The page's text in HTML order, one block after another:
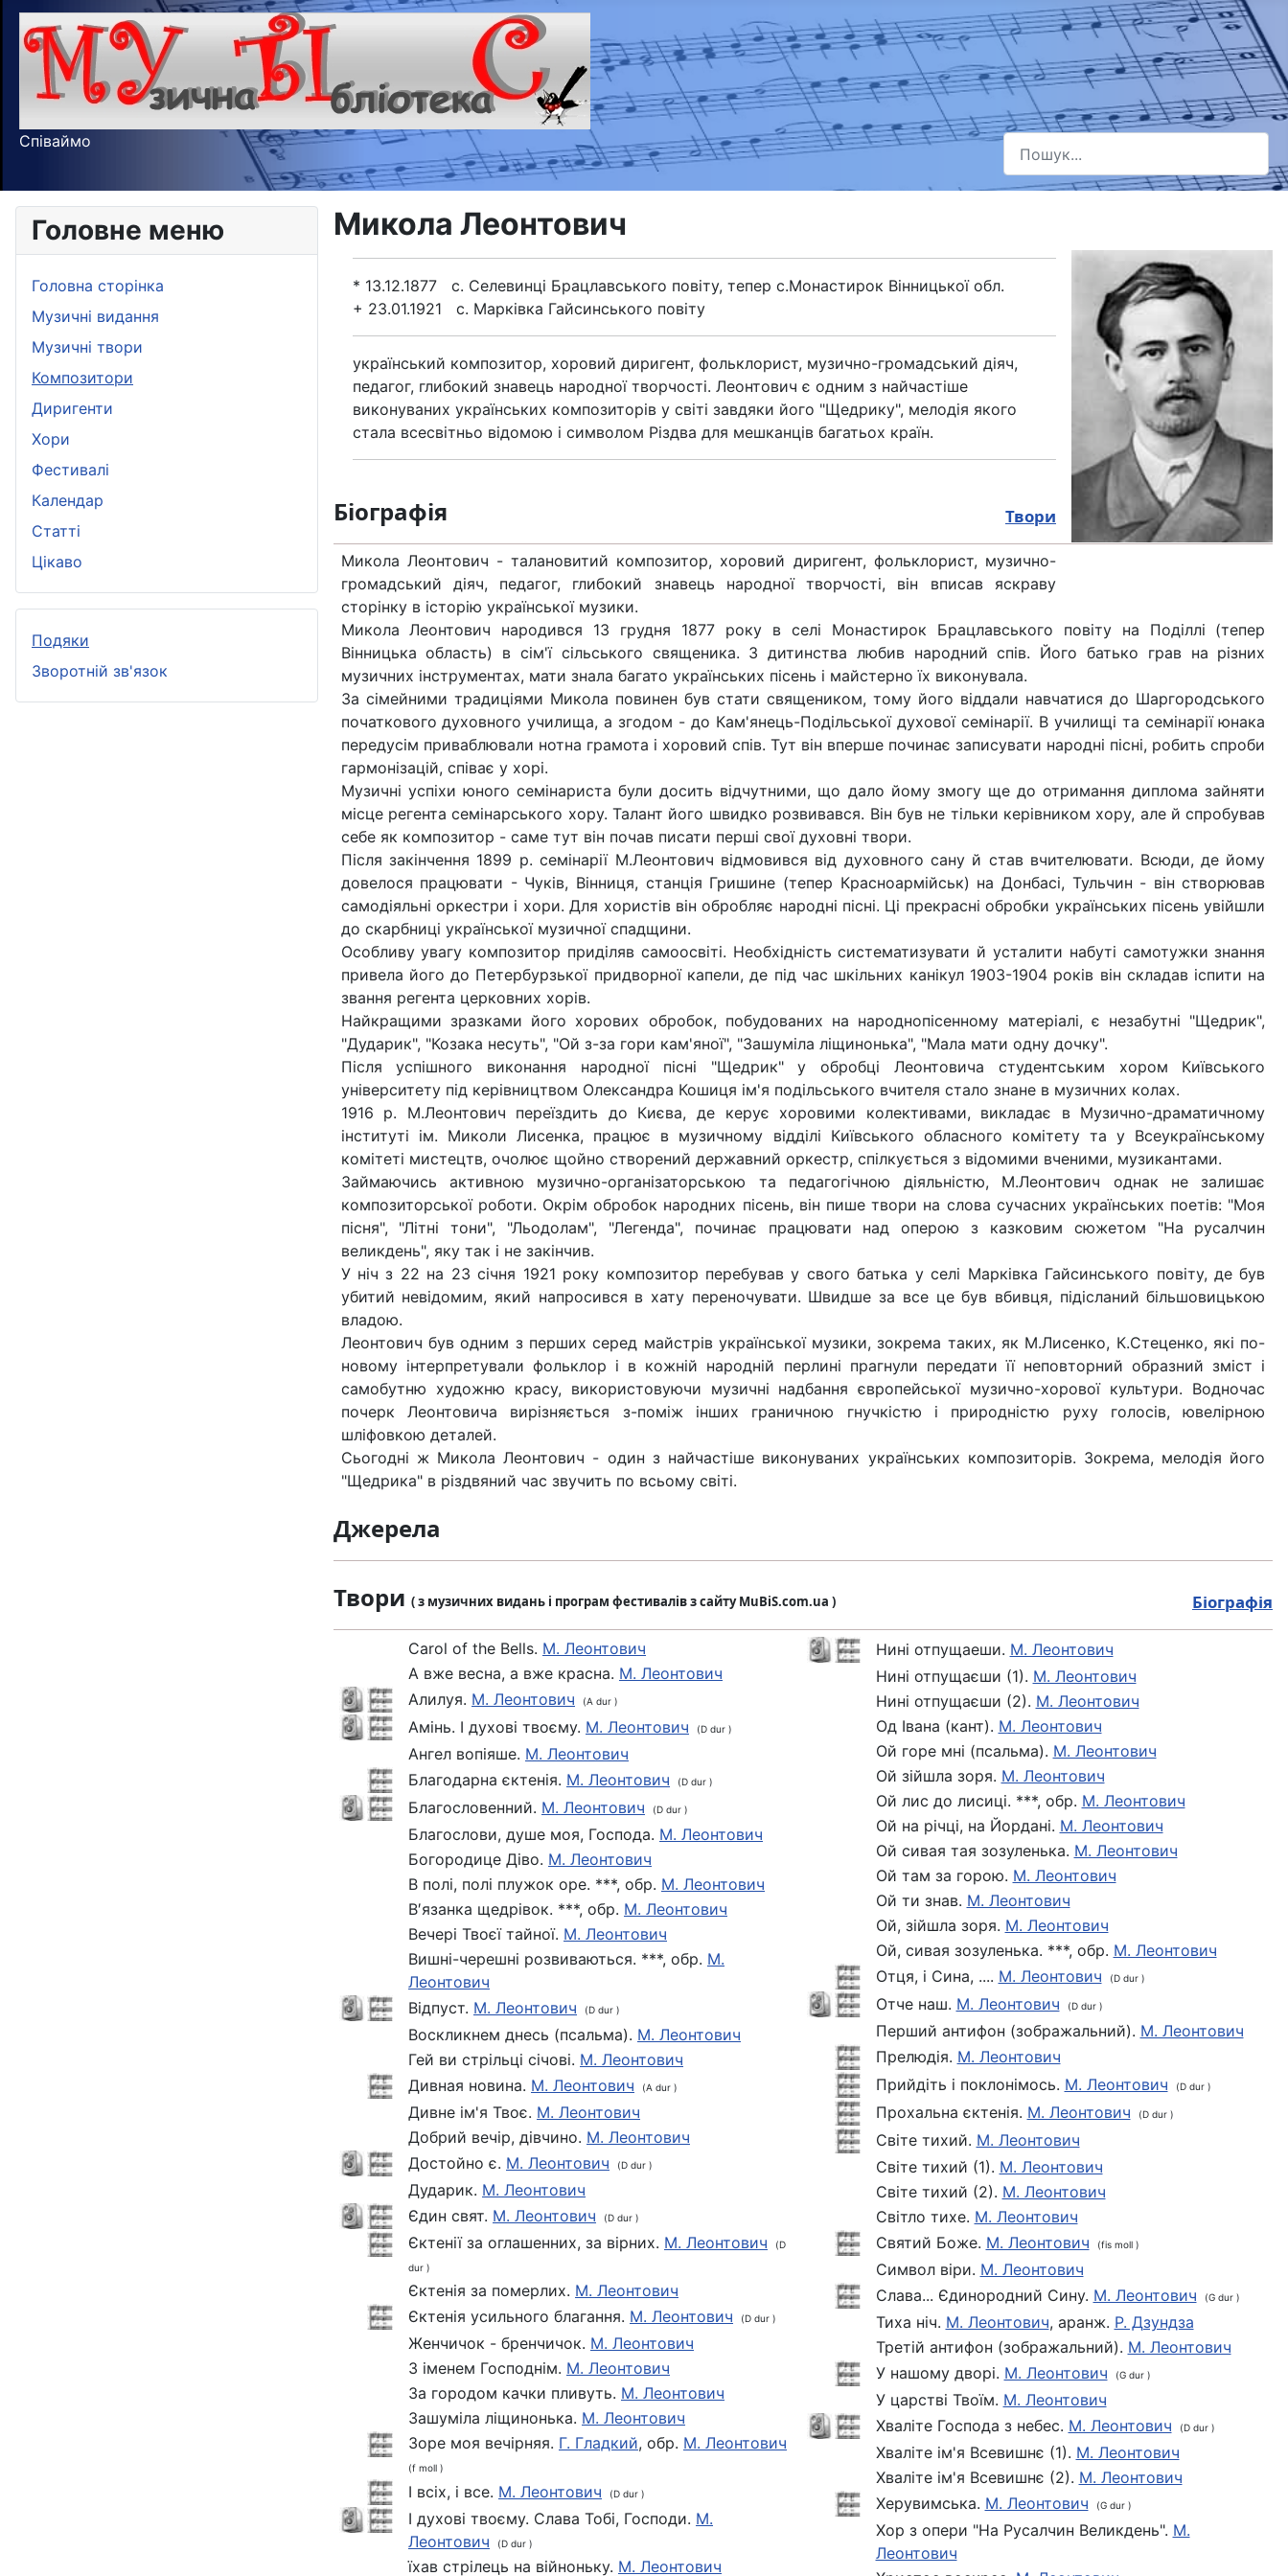
Співаймо Пошук
Type 2 or more characters for results.
Головне меню
Головна сторінка
Музичні видання
Музичні твори
Композитори
Диригенти
Хори
Фестивалі
Календар
Статті
Цікаво
Подяки
Зворотній зв'язок
Микола Леонтович
* 13.12.1877 с. Селевинці Брацлавського повіту, тепер с.Монастирок Вінницької обл.
+ 23.01.1921 с. Марківка Гайсинського повіту
український композитор, хоровий диригент, фольклорист, музично-громадський діяч,
педагог, глибокий знавець народної творчості. Леонтович є одним з найчастіше
виконуваних українських композиторів у світі завдяки його "Щедрику", мелодія якого
стала всесвітньо відомою і символом Різдва для мешканців багатьох країн.
Біографія Твори
Микола Леонтович - талановитий композитор, хоровий диригент, фольклорист, музично-
громадський діяч, педагог, глибокий знавець народної творчості, він вписав яскраву
сторінку в історію української музики.
Микола Леонтович народився 13 грудня 1877 року в селі Монастирок Брацлавського повіту на Поділлі (тепер
Вінницька область) в сім'ї сільського священика. З дитинства любив народний спів. Його батько грав на різних
музичних інструментах, мати знала багато українських пісень і майстерно їх виконувала.
За сімейними традиціями Микола повинен був стати священиком, тому його віддали навчатися до Шаргородського
початкового духовного училища, а згодом - до Кам'янець-Подільської духової семінарії. В училищі та семінарії юнака
передусім приваблювали нотна грамота і хоровий спів. Тут він вперше починає записувати народні пісні, робить спроби
гармонізацій, співає у хорі.
Музичні успіхи юного семінариста були досить відчутними, що дало йому змогу ще до отримання диплома зайняти
місце регента семінарського хору. Талант його швидко розвивався. Він був не тільки керівником хору, але й спробував
себе як композитор - саме тут він почав писати перші свої духовні твори.
Після закінчення 1899 р. семінарії М.Леонтович відмовився від духовного сану й став вчителювати. Всюди, де йому
довелося працювати - Чуків, Вінниця, станція Гришине (тепер Красноармійськ) на Донбасі, Тульчин - він створював
самодіяльні оркестри і хори. Для хористів він обробляє народні пісні. Ці прекрасні обробки українських пісень увійшли
до скарбниці української музичної спадщини.
Особливу увагу композитор приділяв самоосвіті. Необхідність систематизувати й усталити набуті самотужки знання
привела його до Петербурзької придворної капели, де під час шкільних канікул 1903-1904 років він складав іспити на
звання регента церковних хорів.
Найкращими зразками його хорових обробок, побудованих на народнопісенному матеріалі, є незабутні "Щедрик",
"Дударик", "Козака несуть", "Ой з-за гори кам'яної", "Зашуміла ліщинонька", "Мала мати одну дочку".
Після успішного виконання народної пісні "Щедрик" у обробці Леонтовича студентським хором Київського
університету під керівництвом Олександра Кошиця ім'я подільського вчителя стало знане в музичних колах.
1916 р. М.Леонтович переїздить до Києва, де керує хоровими колективами, викладає в Музично-драматичному
інституті ім. Миколи Лисенка, працює в музичному відділі Київського обласного комітету та у Всеукраїнському
комітеті мистецтв, очолює щойно створений державний оркестр, спілкується з відомими вченими, музикантами.
Займаючись активною музично-організаторською та педагогічною діяльністю, М.Леонтович однак не залишає
композиторської роботи. Окрім обробок народних пісень, він пише твори на слова сучасних українських поетів: "Моя
пісня", "Літні тони", "Льодолам", "Легенда", починає працювати над оперою з казковим сюжетом "На русалчин
великдень", яку так і не закінчив.
У ніч з 22 на 23 січня 1921 року композитор перебував у свого батька у селі Марківка Гайсинського повіту, де був
убитий невідомим, який напросився в хату переночувати. Швидше за все це був вбивця, підісланий більшовицькою
владою.
Леонтович був одним з перших серед майстрів української музики, зокрема таких, як М.Лисенко, К.Стеценко, які по-
новому інтерпретували фольклор і в кожній народній перлині прагнули передати її неповторний образний зміст і
самобутню художню красу, використовуючи музичні надбання європейської музично-хорової культури. Водночас
почерк Леонтовича вирізняється з-поміж інших граничною гнучкістю і природністю руху голосів, ювелірною
шліфовкою деталей.
Сьогодні ж Микола Леонтович - один з найчастіше виконуваних українських композиторів. Зокрема, мелодія його
"Щедрика" в різдвяний час звучить по всьому світі.
Джерела
Твори ( з музичних видань і програм фестивалів з сайту MuBiS.com.ua ) Біографія
Carol of the Bells. М. Леонтович
А вже весна, а вже красна. М. Леонтович
Алилуя. М. Леонтович (A dur )
Амінь. І духові твоєму. М. Леонтович (D dur )
Ангел вопіяше. М. Леонтович
Благодарна єктенія. М. Леонтович (D dur )
Благословенний. М. Леонтович (D dur )
Благослови, душе моя, Господа. М. Леонтович
Богородице Діво. М. Леонтович
В полі, полі плужок оре. ***, обр. М. Леонтович
В′язанка щедрівок. ***, обр. М. Леонтович
Вечері Твоєї тайної. М. Леонтович
Вишні-черешні розвиваються. ***, обр. М.
Леонтович
Відпуст. М. Леонтович (D dur )
Воскликнем днесь (псальма). М. Леонтович
Гей ви стрільці січові. М. Леонтович
Дивная новина. М. Леонтович (A dur )
Дивне ім'я Твоє. М. Леонтович
Добрий вечір, дівчино. М. Леонтович
Достойно є. М. Леонтович (D dur )
Дударик. М. Леонтович
Єдин свят. М. Леонтович (D dur )
Єктенії за оглашенних, за вірних. М. Леонтович
(D
dur )
Єктенія за померлих. М. Леонтович
Єктенія усильного благання. М. Леонтович (D dur )
Женчичок - бренчичок. М. Леонтович
З іменем Господнім. М. Леонтович
За городом качки пливуть. М. Леонтович
Зашуміла ліщинонька. М. Леонтович
Зоре моя вечірняя. Г. Гладкий, обр. М. Леонтович
(f moll )
І всіх, і все. М. Леонтович (D dur )
І духові твоєму. Слава Тобі, Господи. М.
Леонтович
(D dur )
їхав стрілець на війноньку. М. Леонтович
Нині отпущаеши. М. Леонтович
Нині отпущаєши (1). М. Леонтович
Нині отпущаєши (2). М. Леонтович
Од Івана (кант). М. Леонтович
Ой горе мні (псальма). М. Леонтович
Ой зійшла зоря. М. Леонтович
Ой лис до лисиці. ***, обр. М. Леонтович
Ой на річці, на Йордані. М. Леонтович
Ой сивая тая зозуленька. М. Леонтович
Ой там за горою. М. Леонтович
Ой ти знав. М. Леонтович
Ой, зійшла зоря. М. Леонтович
Ой, сивая зозуленька. ***, обр. М. Леонтович
Отця, і Сина, .... М. Леонтович (D dur )
Отче наш. М. Леонтович (D dur )
Перший антифон (зображальний). М. Леонтович
Прелюдія. М. Леонтович
Прийдіть і поклонімось. М. Леонтович (D dur )
Прохальна єктенія. М. Леонтович (D dur )
Світе тихий. М. Леонтович
Світе тихий (1). М. Леонтович
Світе тихий (2). М. Леонтович
Світло тихе. М. Леонтович
Святий Боже. М. Леонтович (fis moll )
Символ віри. М. Леонтович
Слава... Єдинородний Сину. М. Леонтович (G dur )
Тиха нiч. М. Леонтович, аранж. Р. Дзундза
Третій антифон (зображальний). М. Леонтович
У нашому дворі. М. Леонтович (G dur )
У царстві Твоїм. М. Леонтович
Хваліте Господа з небес. М. Леонтович (D dur )
Хваліте ім'я Всевишнє (1). М. Леонтович
Хваліте ім'я Всевишнє (2). М. Леонтович
Херувимська. М. Леонтович (G dur )
Хор з опери "На Русалчин Великдень". М.
Леонтович